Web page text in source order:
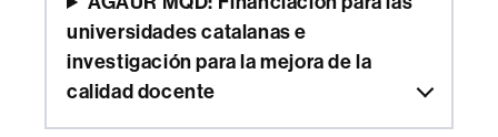
universidades catalanas e
investigación para la mejora de la
calidad docente